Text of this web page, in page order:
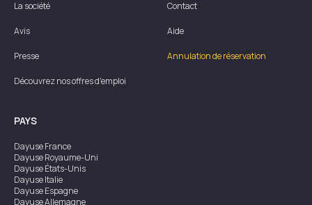
La société
Avis
Presse
Découvrez nos offres d'emploi
Contact
Aide
Annulation de réservation
PAYS
DayuseFrance
DayuseRoyaume-Uni
DayuseÉtats-Unis
DayuseItalie
DayuseEspagne
DayuseAllemagne